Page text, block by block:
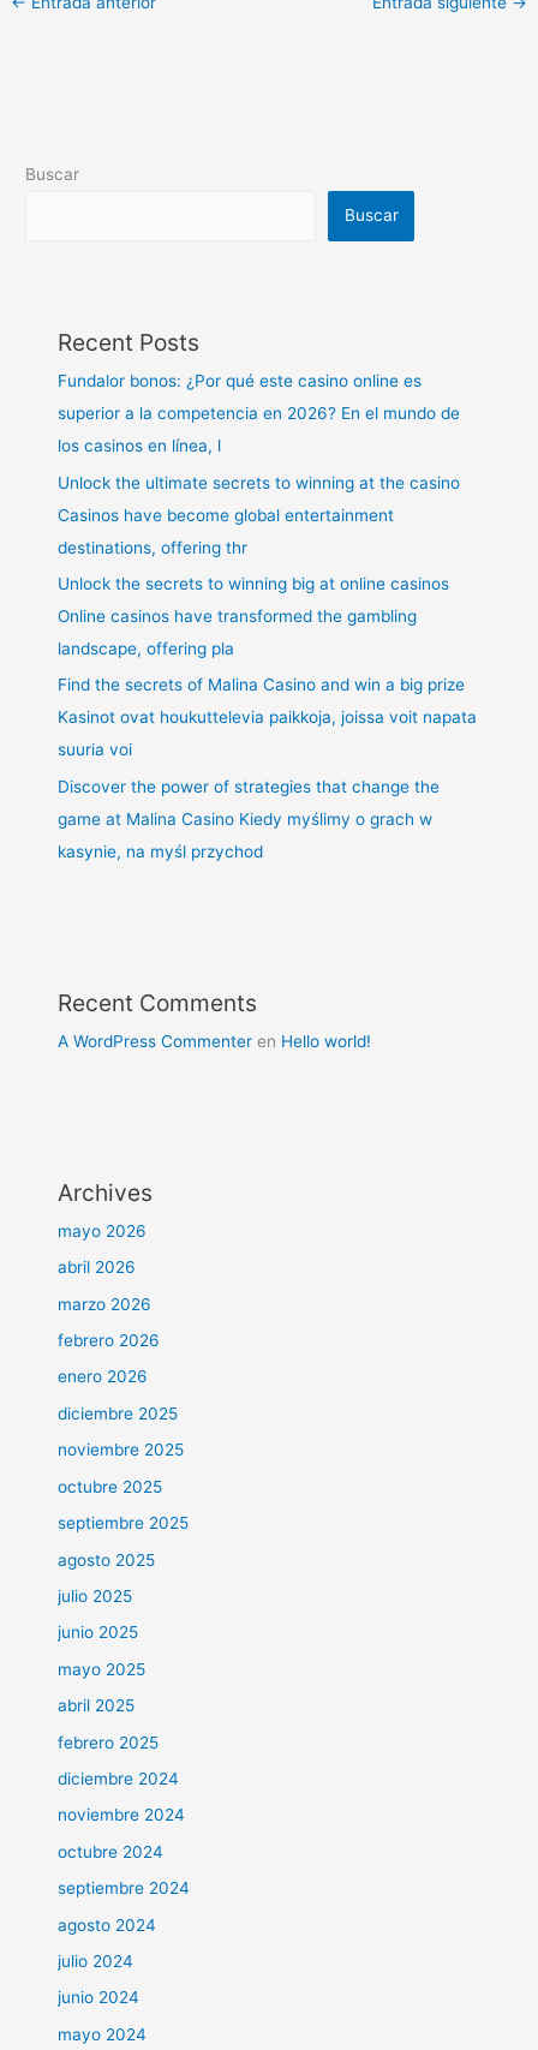
Buscar
Buscar
Recent Posts
Fundalor bonos: ¿Por qué este casino online es
superior a la competencia en 2026? En el mundo de
los casinos en línea, l
Unlock the ultimate secrets to winning at the casino
Casinos have become global entertainment
destinations, offering thr
Unlock the secrets to winning big at online casinos
Online casinos have transformed the gambling
landscape, offering pla
Find the secrets of Malina Casino and win a big prize
Kasinot ovat houkuttelevia paikkoja, joissa voit napata
suuria voi
Discover the power of strategies that change the
game at Malina Casino Kiedy myślimy o grach w
kasynie, na myśl przychod
Recent Comments
A WordPress Commenter en Hello world!
Archives
mayo 2026
abril 2026
marzo 2026
febrero 2026
enero 2026
diciembre 2025
noviembre 2025
octubre 2025
septiembre 2025
agosto 2025
julio 2025
junio 2025
mayo 2025
abril 2025
febrero 2025
diciembre 2024
noviembre 2024
octubre 2024
septiembre 2024
agosto 2024
julio 2024
junio 2024
mayo 2024